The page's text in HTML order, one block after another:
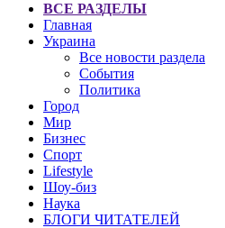
ВСЕ РАЗДЕЛЫ
Главная
Украина
Все новости раздела
События
Политика
Город
Мир
Бизнес
Спорт
Lifestyle
Шоу-биз
Наука
БЛОГИ ЧИТАТЕЛЕЙ